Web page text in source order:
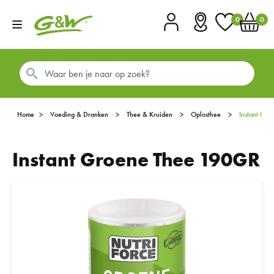
0 0
Home Voeding & Dranken Thee & Kruiden Oplosthee Instant
Instant Groene Thee 190GR